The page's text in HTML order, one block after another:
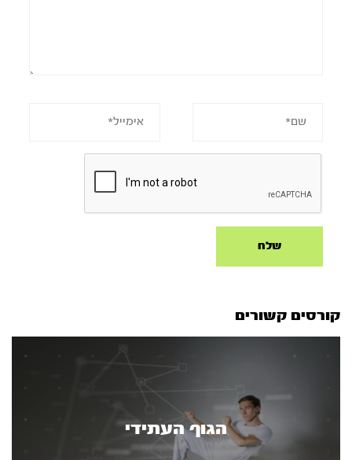
קורסים קשורים
הגוף העתידי